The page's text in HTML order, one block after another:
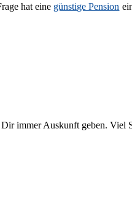
hat eine günstige Pension
immer Auskunft geben. Viel